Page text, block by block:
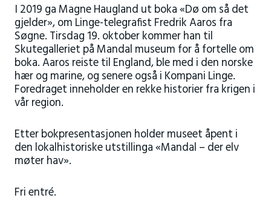
I 2019 ga Magne Haugland ut boka «Dø om så det
gjelder», om Linge-telegrafist Fredrik Aaros fra
Søgne. Tirsdag 19. oktober kommer han til
Skutegalleriet på Mandal museum for å fortelle om
boka. Aaros reiste til England, ble med i den norske
hær og marine, og senere også i Kompani Linge.
Foredraget inneholder en rekke historier fra krigen i
vår region.
Etter bokpresentasjonen holder museet åpent i
den lokalhistoriske utstillinga «Mandal – der elv
møter hav».
Fri entré.